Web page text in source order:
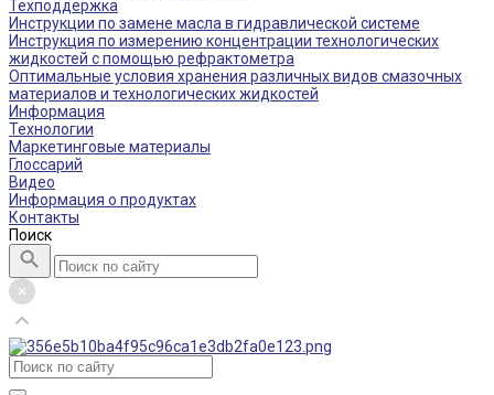
Техподдержка
Инструкции по замене масла в гидравлической системе
Инструкция по измерению концентрации технологических
жидкостей с помощью рефрактометра
Оптимальные условия хранения различных видов смазочных
материалов и технологических жидкостей
Информация
Технологии
Маркетинговые материалы
Глоссарий
Видео
Информация о продуктах
Контакты
Поиск